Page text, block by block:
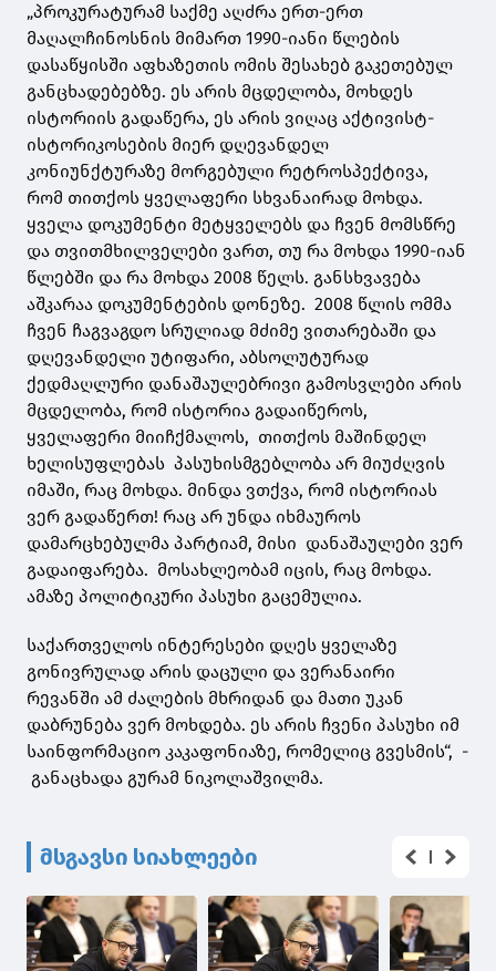
„პროკურატურამ საქმე აღძრა ერთ-ერთ
მაღალჩინოსნის მიმართ 1990-იანი წლების
დასაწყისში აფხაზეთის ომის შესახებ გაკეთებულ
განცხადებებზე. ეს არის მცდელობა, მოხდეს
ისტორიის გადაწერა, ეს არის ვიღაც აქტივისტ-
ისტორიკოსების მიერ დღევანდელ
კონიუნქტურაზე მორგებული რეტროსპექტივა,
რომ თითქოს ყველაფერი სხვანაირად მოხდა.
ყველა დოკუმენტი მეტყველებს და ჩვენ მომსწრე
და თვითმხილველები ვართ, თუ რა მოხდა 1990-იან
წლებში და რა მოხდა 2008 წელს. განსხვავება
აშკარაა დოკუმენტების დონეზე. 2008 წლის ომმა
ჩვენ ჩაგვაგდო სრულიად მძიმე ვითარებაში და
დღევანდელი უტიფარი, აბსოლუტურად
ქედმაღლური დანაშაულებრივი გამოსვლები არის
მცდელობა, რომ ისტორია გადაიწეროს,
ყველაფერი მიიჩქმალოს, თითქოს მაშინდელ
ხელისუფლებას პასუხისმგებლობა არ მიუძღვის
იმაში, რაც მოხდა. მინდა ვთქვა, რომ ისტორიას
ვერ გადაწერთ! რაც არ უნდა იხმაუროს
დამარცხებულმა პარტიამ, მისი დანაშაულები ვერ
გადაიფარება. მოსახლეობამ იცის, რაც მოხდა.
ამაზე პოლიტიკური პასუხი გაცემულია.
საქართველოს ინტერესები დღეს ყველაზე
გონივრულად არის დაცული და ვერანაირი
რევანში ამ ძალების მხრიდან და მათი უკან
დაბრუნება ვერ მოხდება. ეს არის ჩვენი პასუხი იმ
საინფორმაციო კაკაფონიაზე, რომელიც გვესმის“, -
განაცხადა გურამ ნიკოლაშვილმა.
მსგავსი სიახლეები